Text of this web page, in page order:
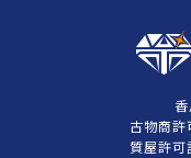
古物商
質屋許